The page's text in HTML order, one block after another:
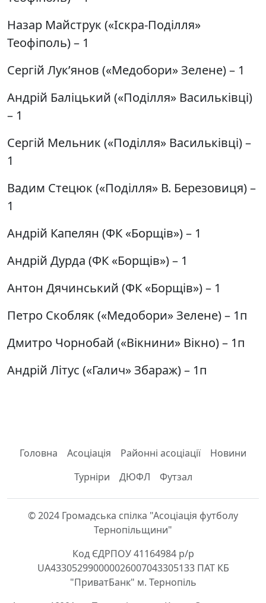
Назар Майструк («Іскра-Поділля»
Теофіполь) – 1
Сергій Лук’янов («Медобори» Зелене) – 1
Андрій Баліцький («Поділля» Васильківці)
– 1
Сергій Мельник («Поділля» Васильківці) –
1
Вадим Стецюк («Поділля» В. Березовиця) –
1
Андрій Капелян (ФК «Борщів») – 1
Андрій Дурда (ФК «Борщів») – 1
Антон Дячинський (ФК «Борщів») – 1
Петро Скобляк («Медобори» Зелене) – 1п
Дмитро Чорнобай («Вікнини» Вікно) – 1п
Андрій Літус («Галич» Збараж) – 1п
Головна Асоціація Районні асоціації
Новини
Турніри
ДЮФЛ Футзал
© 2024 Громадська спілка "Асоціація футболу
Тернопільщини"
Код ЄДРПОУ 41164984 р/р
UA433052990000026007043305133 ПАТ КБ
"ПриватБанк" м. Тернопіль